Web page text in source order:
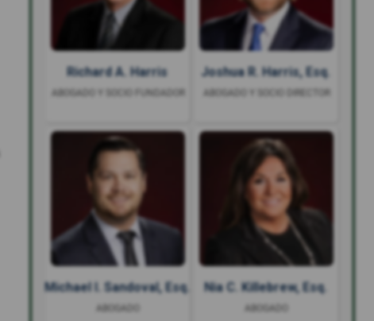
Richard A. Harris
ABOGADO Y SOCIO FUNDADOR
Joshua R. Harris, Esq.
ABOGADO Y SOCIO DIRECTOR
Michael I. Sandoval, Esq.
ABOGADO
Nia C. Killebrew, Esq.
ABOGADO